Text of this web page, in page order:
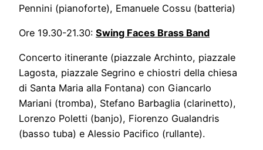
Pennini (pianoforte), Emanuele Cossu (batteria)
Ore 19.30-21.30: Swing Faces Brass Band
Concerto itinerante (piazzale Archinto, piazzale
Lagosta, piazzale Segrino e chiostri della chiesa
di Santa Maria alla Fontana) con Giancarlo
Mariani (tromba), Stefano Barbaglia (clarinetto),
Lorenzo Poletti (banjo), Fiorenzo Gualandris
(basso tuba) e Alessio Pacifico (rullante).